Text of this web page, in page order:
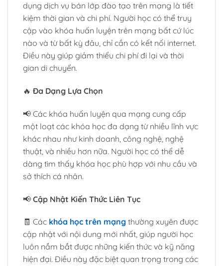
dụng dịch vụ bán lớp đào tạo trên mạng là tiết
kiệm thời gian và chi phí. Người học có thể truy
cập vào khóa huấn luyện trên mạng bất cứ lúc
nào và từ bất kỳ đâu, chỉ cần có kết nối internet.
Điều này giúp giảm thiểu chi phí đi lại và thời
gian di chuyển.
🔥 Đa Dạng Lựa Chọn
📢 Các khóa huấn luyện qua mạng cung cấp
một loạt các khóa học đa dạng từ nhiều lĩnh vực
khác nhau như kinh doanh, công nghệ, nghệ
thuật, và nhiều hơn nữa. Người học có thể dễ
dàng tìm thấy khóa học phù hợp với nhu cầu và
sở thích cá nhân.
📢 Cập Nhật Kiến Thức Liên Tục
🧾 Các khóa học trên mạng thường xuyên được
cập nhật với nội dung mới nhất, giúp người học
luôn nắm bắt được những kiến thức và kỹ năng
hiện đại. Điều này đặc biệt quan trọng trong các